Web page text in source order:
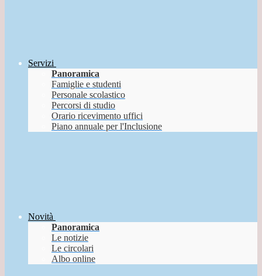
Servizi
Panoramica
Famiglie e studenti
Personale scolastico
Percorsi di studio
Orario ricevimento uffici
Piano annuale per l'Inclusione
Novità
Panoramica
Le notizie
Le circolari
Albo online